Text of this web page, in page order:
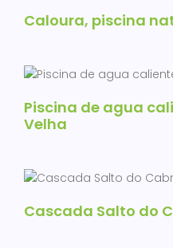
Caloura, piscina
Piscina de agua
Velha
Cascada Salto do